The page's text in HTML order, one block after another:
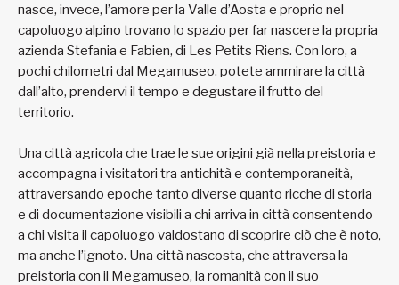
nasce, invece, l’amore per la Valle d’Aosta e proprio nel
capoluogo alpino trovano lo spazio per far nascere la propria
azienda Stefania e Fabien, di Les Petits Riens. Con loro, a
pochi chilometri dal Megamuseo, potete ammirare la città
dall’alto, prendervi il tempo e degustare il frutto del
territorio.
Una città agricola che trae le sue origini già nella preistoria e
accompagna i visitatori tra antichità e contemporaneità,
attraversando epoche tanto diverse quanto ricche di storia
e di documentazione visibili a chi arriva in città consentendo
a chi visita il capoluogo valdostano di scoprire ciò che è noto,
ma anche l’ignoto. Una città nascosta, che attraversa la
preistoria con il Megamuseo, la romanità con il suo